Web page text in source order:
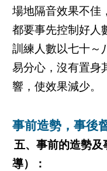
場地隔音效果不佳
都要事先控制好人
訓練人數以七十～
易分心，沒有置身
響，使效果減少。
事前造勢，事後
五、事前的造勢
導）：